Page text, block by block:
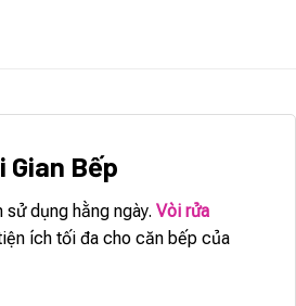
Gian Bếp
sử dụng hằng ngày.Vòi rửa
ích tối đa cho căn bếp của